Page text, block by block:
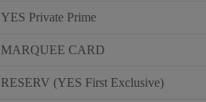
YES Private Prime
MARQUEE CARD
RESERV (YES First Exclusive)